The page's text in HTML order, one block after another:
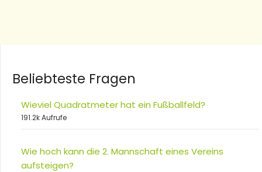
Beliebteste Fragen
Wieviel Quadratmeter hat ein Fußballfeld?
191.2k Aufrufe
Wie hoch kann die 2. Mannschaft eines Vereins
aufsteigen?